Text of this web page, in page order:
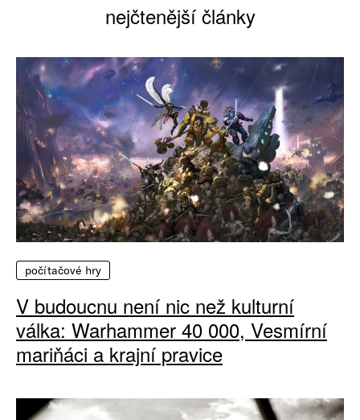
nejčtenější články
počítačové hry
V budoucnu není nic než kulturní
válka: Warhammer 40 000, Vesmírní
mariňáci a krajní pravice